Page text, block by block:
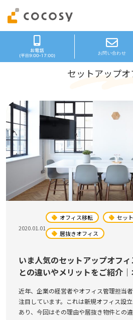
セットアップオ
2020.01.01
オフィス移転
セッ
居抜きオフィス
いま人気のセットアップオフ
との違いやメリットをご紹介
近年、企業の経営者やオフィス管理担当
注目しています。これは新規オフィス設
あり、今回はその理由や居抜き物件との